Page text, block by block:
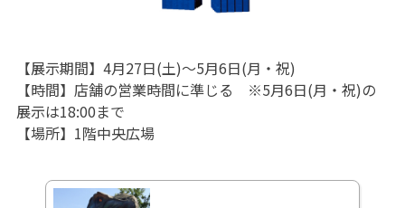
【展示期間】4月27日(土)～5月6日(月・祝)
【時間】店舗の営業時間に準じる ※5月6日(月・祝)の
展示は18:00まで
【場所】1階中央広場